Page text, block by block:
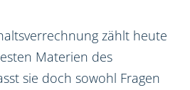
zählt heute
Materien des
sie doch sowohl Fragen